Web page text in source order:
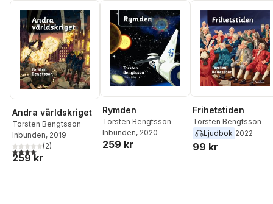
Andra världskriget
Torsten Bengtsson
Inbunden, 2019
4,0utav 5 stjärnor. Totalt antal röster:
(2)
259 kr
Rymden
Torsten Bengtsson
Inbunden, 2020
259 kr
Frihetstiden
Torsten Bengtsson
Ljudbok 2022
99 kr